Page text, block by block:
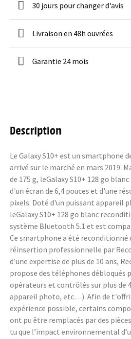
30 jours pour changer d'avis
Livraison en 48h ouvrées
Garantie 24 mois
Description
Le Galaxy S10+ est un smartphone
arrivé sur le marché en mars 2019.
de 175 g, leGalaxy S10+ 128 go
d'un écran de 6,4 pouces et d'une
pixels. Doté d'un puissant appareil
leGalaxy S10+ 128 go blanc
système Bluetooth 5.1 et est
Ce smartphone a été reconditionné
réinsertion professionnelle par
d’une expertise de plus de 10 ans,
propose des téléphones débloqués
opérateurs et contrôlés sur plus de
appareil photo, etc…). Afin de
expérience possible, certains
ont pu être remplacés par des
tu que l’impact environnemental